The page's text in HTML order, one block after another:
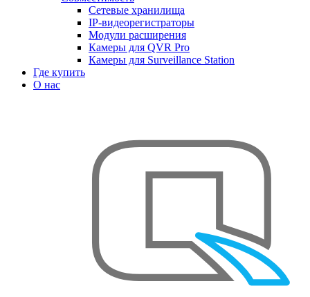
Сетевые хранилища
IP-видеорегистраторы
Модули расширения
Камеры для QVR Pro
Камеры для Surveillance Station
Где купить
О нас